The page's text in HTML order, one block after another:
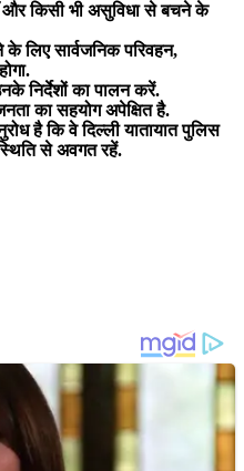
और किसी भी असुविधा से बचने के
लिए सार्वजनिक परिवहन,
निर्देशों का पालन करें.
का सहयोग अपेक्षित है.
है कि वे दिल्ली यातायात पुलिस
से अवगत रहें.